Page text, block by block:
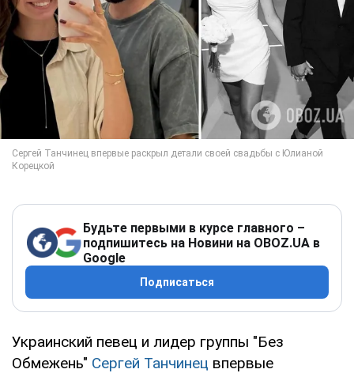
Будьте первыми в курсе главного –
подпишитесь на Новини на OBOZ.UA в
Google
Подписаться
Украинский певец и лидер группы "Без
Обмежень" Сергей Танчинец впервые